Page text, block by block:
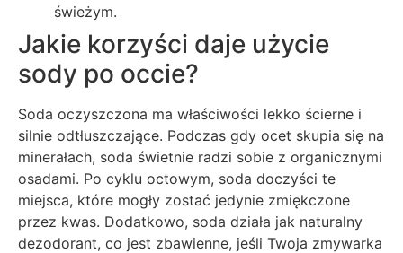
świeżym.
Jakie korzyści daje użycie
sody po occie?
Soda oczyszczona ma właściwości lekko ścierne i
silnie odtłuszczające. Podczas gdy ocet skupia się na
minerałach, soda świetnie radzi sobie z organicznymi
osadami. Po cyklu octowym, soda doczyści te
miejsca, które mogły zostać jedynie zmiękczone
przez kwas. Dodatkowo, soda działa jak naturalny
dezodorant, co jest zbawienne, jeśli Twoja zmywarka